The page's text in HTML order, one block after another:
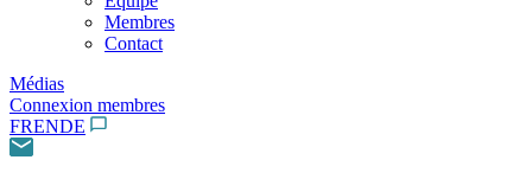
Membres
Contact
Médias
Connexion membres
FRENDE